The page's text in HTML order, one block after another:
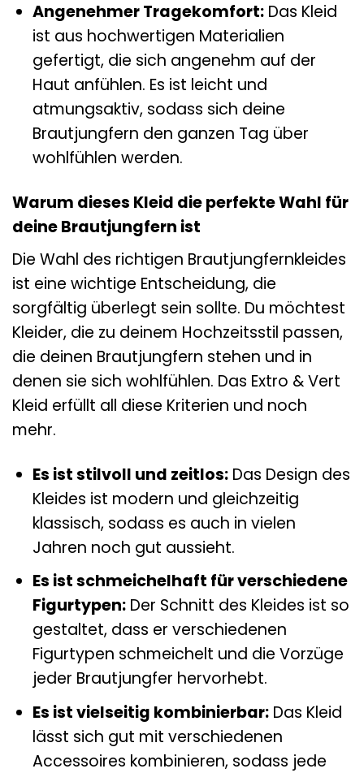
Angenehmer Tragekomfort:Das Kleid
ist aus hochwertigen Materialien
gefertigt, die sich angenehm auf der
Haut anfühlen. Es ist leicht und
atmungsaktiv, sodass sich deine
Brautjungfern den ganzen Tag über
wohlfühlen werden.
Warum dieses Kleid die perfekte Wahl für
deine Brautjungfern ist
Die Wahl des richtigen Brautjungfernkleides
ist eine wichtige Entscheidung, die
sorgfältig überlegt sein sollte. Du möchtest
Kleider, die zu deinem Hochzeitsstil passen,
die deinen Brautjungfern stehen und in
denen sie sich wohlfühlen. Das Extro & Vert
Kleid erfüllt all diese Kriterien und noch
mehr.
Es ist stilvoll und zeitlos:Das Design des
Kleides ist modern und gleichzeitig
klassisch, sodass es auch in vielen
Jahren noch gut aussieht.
Es ist schmeichelhaft für verschiedene
Figurtypen:Der Schnitt des Kleides ist so
gestaltet, dass er verschiedenen
Figurtypen schmeichelt und die Vorzüge
jeder Brautjungfer hervorhebt.
Es ist vielseitig kombinierbar:Das Kleid
lässt sich gut mit verschiedenen
Accessoires kombinieren, sodass jede